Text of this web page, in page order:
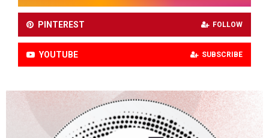
PINTEREST FOLLOW
YOUTUBE SUBSCRIBE